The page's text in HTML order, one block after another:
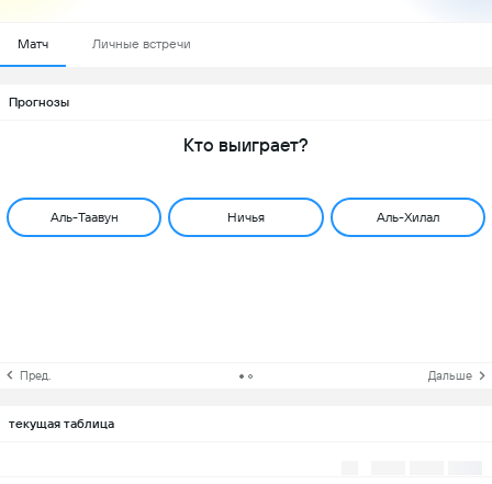
Матч Личные встречи
Прогнозы
Кто выиграет?
Аль-Таавун Ничья Аль-Хилал
Пред. Дальше
текущая таблица